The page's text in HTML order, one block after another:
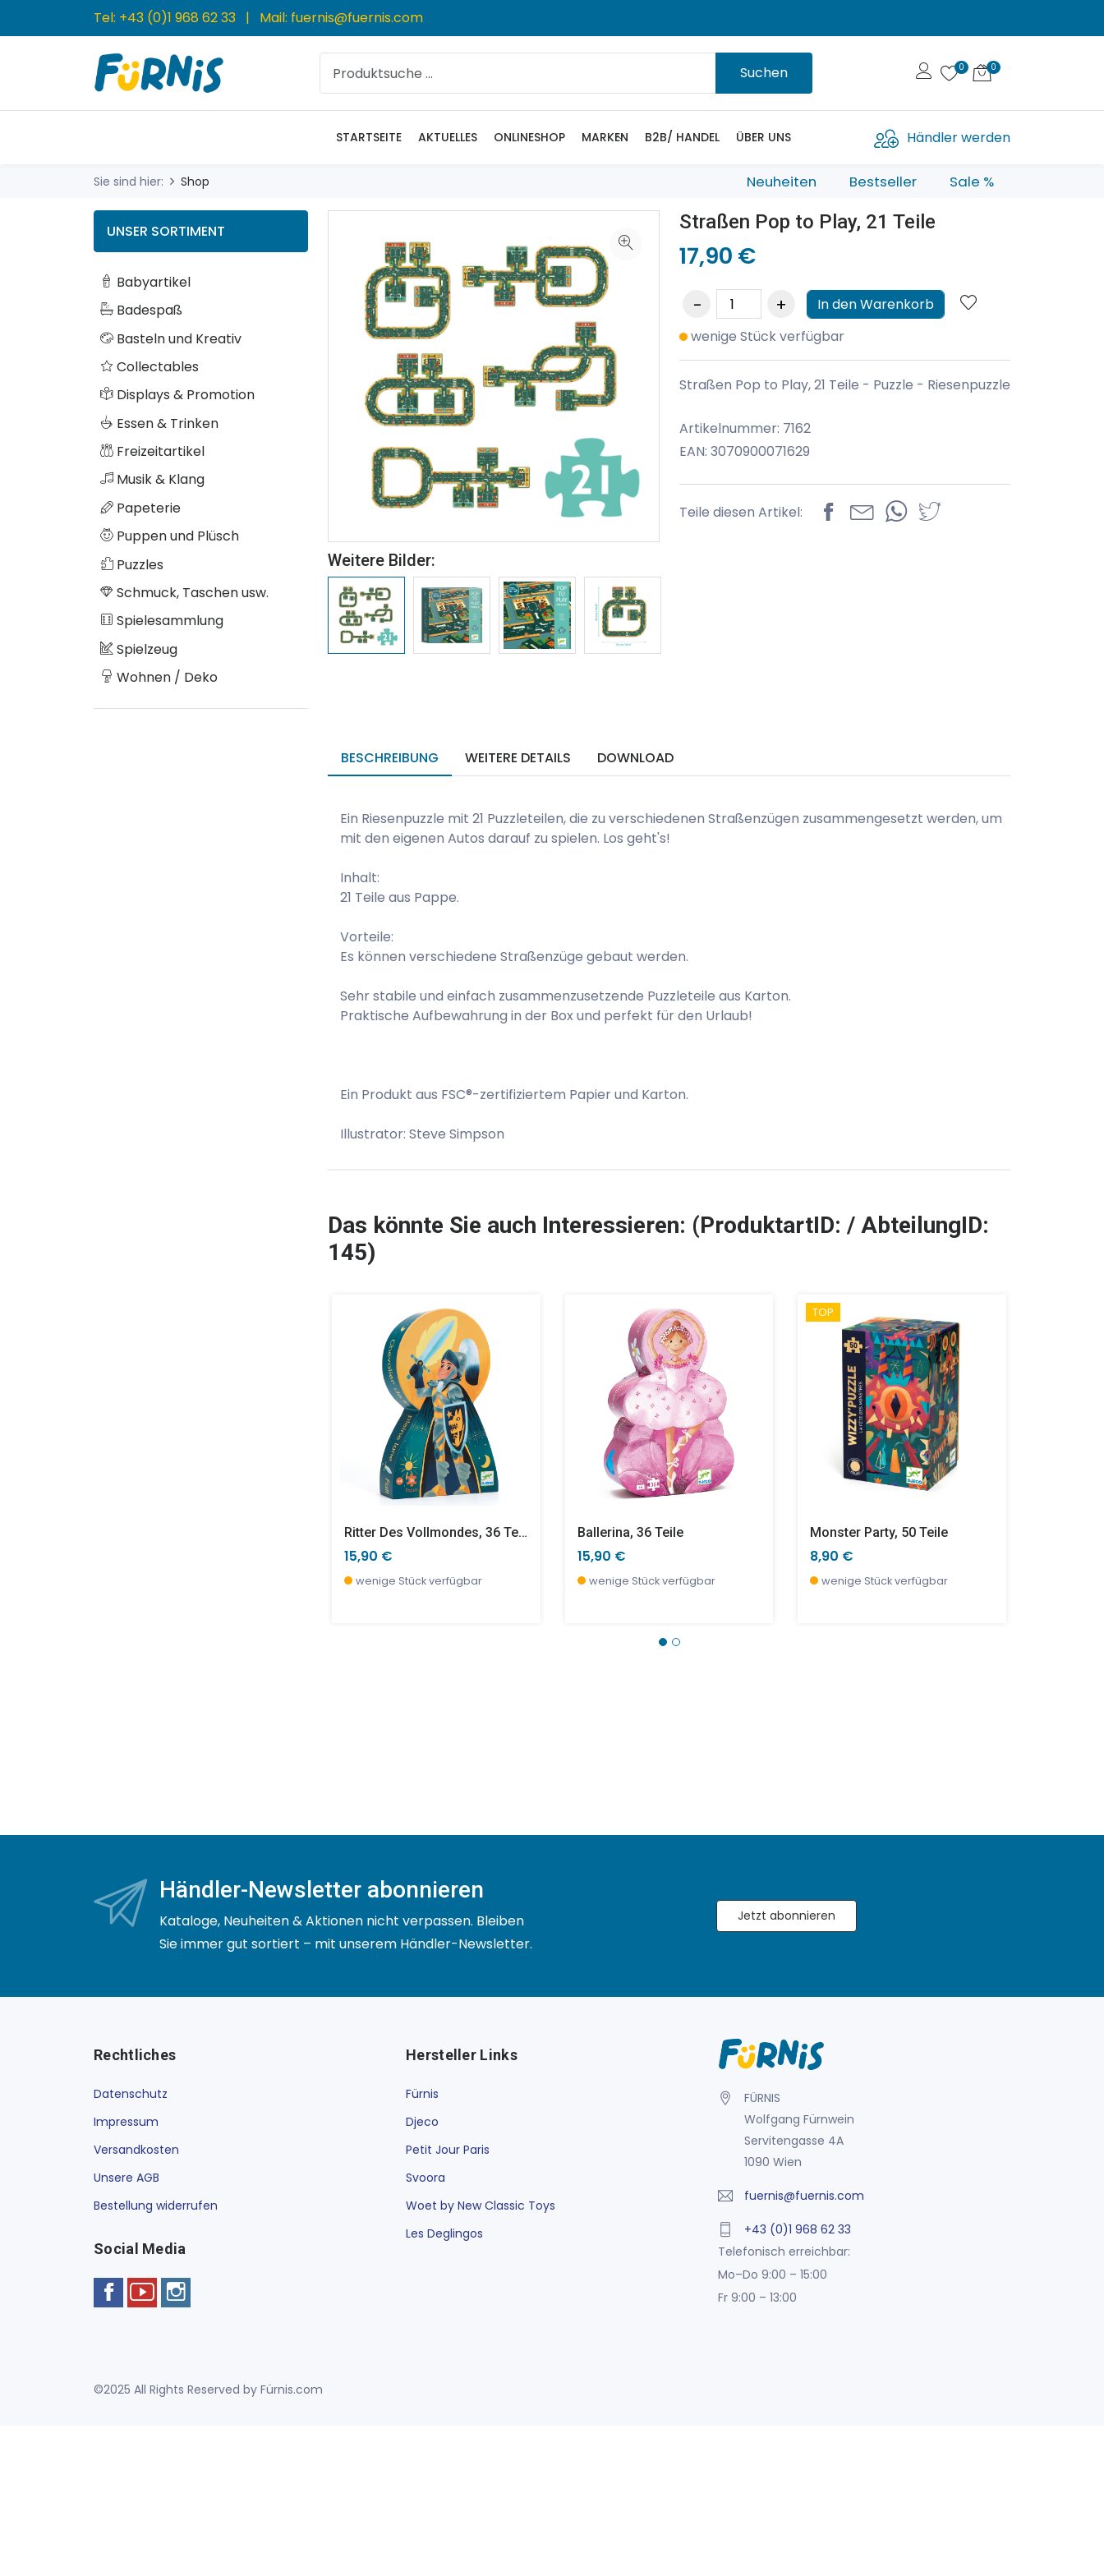
Tel: +43 (0)1 968 62 33 | Mail: fuernis@fuernis.com
Suchen
STARTSEITE AKTUELLES ONLINESHOP MARKEN B2B/ HANDEL ÜBER UNS Händler werden
Sie sind hier: Shop Neuheiten Bestseller Sale %
UNSER SORTIMENT
Babyartikel
Badespaß
Basteln und Kreativ
Collectables
Displays & Promotion
Essen & Trinken
Freizeitartikel
Musik & Klang
Papeterie
Puppen und Plüsch
Puzzles
Schmuck, Taschen usw.
Spielesammlung
Spielzeug
Wohnen / Deko
Weitere Bilder:
Straßen Pop to Play, 21 Teile
17,90 €
In den Warenkorb
wenige Stück verfügbar
Straßen Pop to Play, 21 Teile - Puzzle - Riesenpuzzle
Artikelnummer: 7162
EAN: 3070900071629
Teile diesen Artikel:
BESCHREIBUNG WEITERE DETAILS DOWNLOAD
Ein Riesenpuzzle mit 21 Puzzleteilen, die zu verschiedenen Straßenzügen zusammengesetzt werden, um
mit den eigenen Autos darauf zu spielen. Los geht's!
Inhalt:
21 Teile aus Pappe.
Vorteile:
Es können verschiedene Straßenzüge gebaut werden.
Sehr stabile und einfach zusammenzusetzende Puzzleteile aus Karton.
Praktische Aufbewahrung in der Box und perfekt für den Urlaub!
Ein Produkt aus FSC®-zertifiziertem Papier und Karton.
Illustrator: Steve Simpson
Das könnte Sie auch Interessieren: (ProduktartID: / AbteilungID:
145)
Ritter Des Vollmondes, 36 Teile
15,90 €
wenige Stück verfügbar
Ballerina, 36 Teile
15,90 €
wenige Stück verfügbar
TOP
Monster Party, 50 Teile
8,90 €
wenige Stück verfügbar
Händler-Newsletter abonnieren
Kataloge, Neuheiten & Aktionen nicht verpassen. Bleiben
Sie immer gut sortiert – mit unserem Händler-Newsletter.
Jetzt abonnieren
Rechtliches
Datenschutz
Impressum
Versandkosten
Unsere AGB
Bestellung widerrufen
Social Media
Hersteller Links
Fürnis
Djeco
Petit Jour Paris
Svoora
Woet by New Classic Toys
Les Deglingos
FÜRNIS
Wolfgang Fürnwein
Servitengasse 4A
1090 Wien
fuernis@fuernis.com
+43 (0)1 968 62 33
Telefonisch erreichbar:
Mo–Do 9:00 – 15:00
Fr 9:00 – 13:00
©2025 All Rights Reserved by Fürnis.com